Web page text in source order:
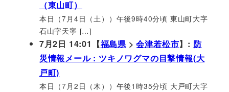
（東山町）
本日（7月4日（土））午後9時40分頃 東山町大字
石山字天寧 […]
7月2日 14:01【福島県 >会津若松市】: 防
災情報メール : ツキノワグマの目撃情報(大
戸町)
本日（7月2日（木））午後1時35分頃 大戸町大字